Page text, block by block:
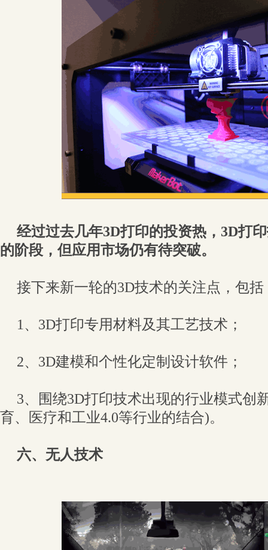
经过过去几年3D打印的投资热，3D打
的阶段，但应用市场仍有待突破。
接下来新一轮的3D技术的关注点，包括
1、3D打印专用材料及其工艺技术；
2、3D建模和个性化定制设计软件；
3、围绕3D打印技术出现的行业模式创
育、医疗和工业4.0等行业的结合)。
六、无人技术